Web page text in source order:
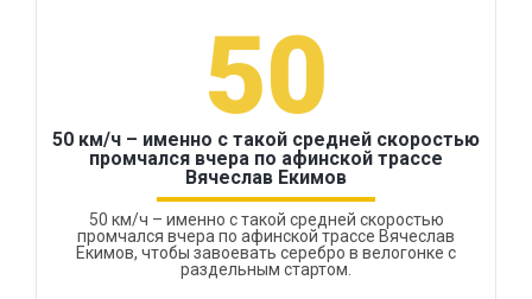
50
50 км/ч – именно с такой средней скоростью
промчался вчера по афинской трассе
Вячеслав Екимов
50 км/ч – именно с такой средней скоростью
промчался вчера по афинской трассе Вячеслав
Екимов, чтобы завоевать серебро в велогонке с
раздельным стартом.